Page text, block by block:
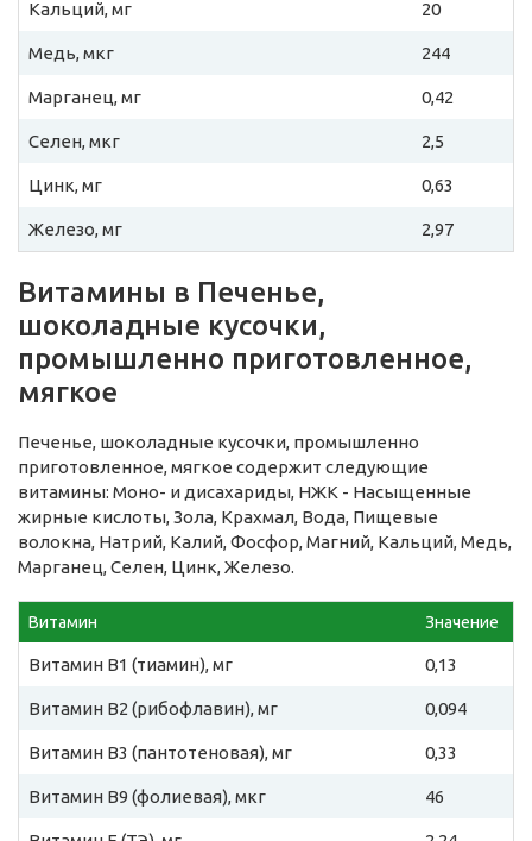
Кальций, мг 20
Медь, мкг 244
Марганец, мг 0,42
Селен, мкг 2,5
Цинк, мг 0,63
Железо, мг 2,97
Витамины в Печенье,
шоколадные кусочки,
промышленно приготовленное,
мягкое
Печенье, шоколадные кусочки, промышленно
приготовленное, мягкое содержит следующие
витамины: Моно- и дисахариды, НЖК - Насыщенные
жирные кислоты, Зола, Крахмал, Вода, Пищевые
волокна, Натрий, Калий, Фосфор, Магний, Кальций, Медь,
Марганец, Селен, Цинк, Железо.
Витамин Значение
Витамин B1 (тиамин), мг 0,13
Витамин B2 (рибофлавин), мг 0,094
Витамин B3 (пантотеновая), мг 0,33
Витамин B9 (фолиевая), мкг 46